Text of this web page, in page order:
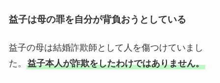
益子は母の罪を自分が背負おうとしている
益子の母は結婚詐欺師として人を傷つけていまし
た。 益子本人が詐欺をしたわけではありません。